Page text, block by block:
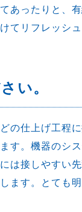
あったりと、
てリフレッシュ
い。
の仕上げ工程
す。機器のシ
は接しやすい
ます。とても